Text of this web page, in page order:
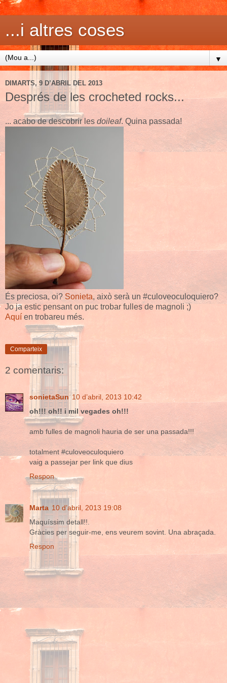
...i altres coses
▼
DIMARTS, 9 D’ABRIL DEL 2013
Després de les crocheted rocks...
... acabo de descobrir lesdoileaf. Quina passada!
És preciosa, oi?Sonieta, això serà un #culoveoculoquiero?
Jo ja estic pensant on puc trobar fulles de magnoli ;)
Aquí en trobareu més.
Comparteix
2 comentaris:
sonietaSun 10 d’abril, 2013 10:42
oh!!! oh!! i mil vegades oh!!!
amb fulles de magnoli hauria de ser una passada!!!
totalment #culoveoculoquiero
vaig a passejar per link que dius
Respon
Marta 10 d’abril, 2013 19:08
Maquíssim detall!!.
Gràcies per seguir-me, ens veurem sovint. Una abraçada.
Respon